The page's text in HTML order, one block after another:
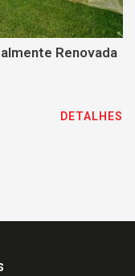
Renovada
DETALHES